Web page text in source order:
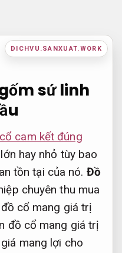
DICHVU.SANXUAT.WORK
sứ linh
cam kết đúng
hay nhỏ tùy bao
tồn tại của nó. Đồ
chuyên thu mua
cổ mang giá trị
đồ cổ mang giá trị
mang lợi cho